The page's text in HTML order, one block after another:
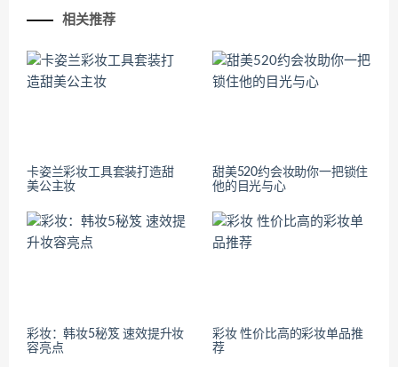
相关推荐
卡姿兰彩妆工具套装打造甜
美公主妆
甜美520约会妆助你一把锁住
他的目光与心
彩妆：韩妆5秘笈 速效提升妆
容亮点
彩妆 性价比高的彩妆单品推
荐